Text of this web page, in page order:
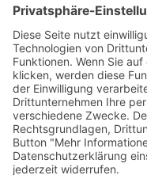
AWO Junge Plattform
Arbeit mit Behinderung
AWO Büro Kindermut
Kulturland Brandenburg
AWO Selbsthilfe
AWO eLearning
Kultur für JEDEN
AWO 1plus9
Dachverband Freie
© 1990 - 2026